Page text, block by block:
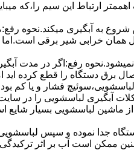
ارﺗﺒﺎط اﯾﻦ ﺳﯿﻢ را،ﮐﻪ
ﺷﺮوع ﺑﻪ آﺑﮕﯿﺮی میکند.نحوه
همان خرابی شیر برقی
نمیشود.نحوه رﻓﻊ:اﮔﺮ در ﻣﺪت
دستگاه را قطع کرده اید
فشار و یا
آبگیری لباسشویی را در سایت
از ماشین لباسشویی بسیار
ﺟﺪا ﻧﻤﻮده و ﺳﭙﺲ
ﻣﻤﮑﻦ اﺳﺖ آب بر اثر